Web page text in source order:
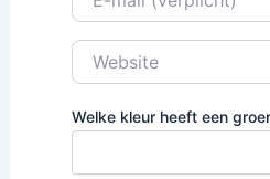
Website
Welke kleur heeft een